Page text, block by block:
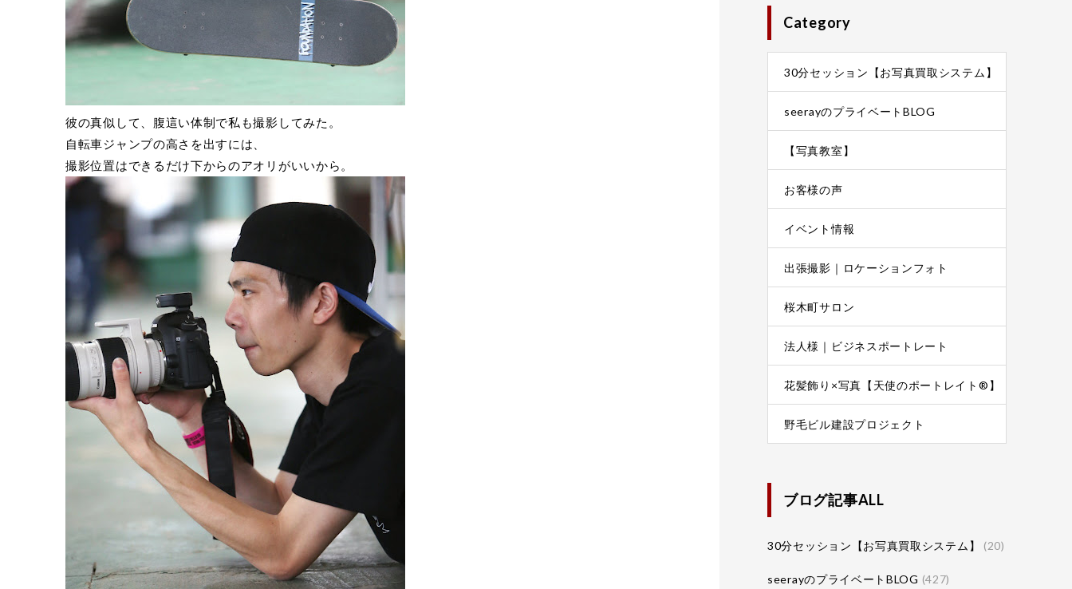
彼の真似して、腹這い体制で私も撮影してみた。
自転車ジャンプの高さを出すには、
撮影位置はできるだけ下からのアオリがいいから。
Category
30分セッション【お写真買取システム】
seerayのプライベートBLOG
【写真教室】
お客様の声
イベント情報
出張撮影｜ロケーションフォト
桜木町サロン
法人様｜ビジネスポートレート
花髪飾り×写真【天使のポートレイト®】
野毛ビル建設プロジェクト
ブログ記事ALL
30分セッション【お写真買取システム】 (20)
seerayのプライベートBLOG (427)